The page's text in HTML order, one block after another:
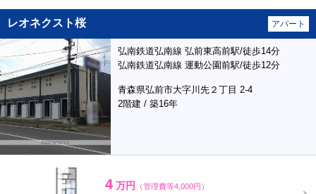
レオネクスト桜 アパート
弘南鉄道弘南線 弘前東高前駅/徒歩14分
弘南鉄道弘南線 運動公園前駅/徒歩12分
青森県弘前市大字川先２丁目 2-4
2階建 / 築16年
4 万円 （管理費等4,000円）